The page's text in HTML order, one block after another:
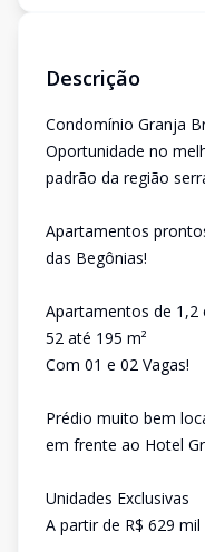
Descrição
Condomínio Granja
Oportunidade no
padrão da região
Apartamentos
das Begônias!
Apartamentos de 1,2
52 até 195 m²
Com 01 e 02 Vagas!
Prédio muito bem
em frente ao Hotel
Unidades Exclusivas
A partir de R$ 629 mil